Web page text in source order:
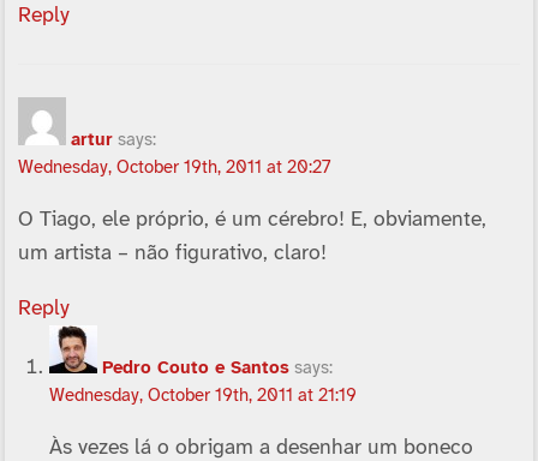
Reply
artur says:
Wednesday, October 19th, 2011 at 20:27
O Tiago, ele próprio, é um cérebro! E, obviamente,
um artista – não figurativo, claro!
Reply
Pedro Couto e Santos says:
Wednesday, October 19th, 2011 at 21:19
Às vezes lá o obrigam a desenhar um boneco